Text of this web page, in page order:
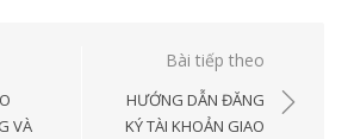
VÀ
Bài tiếp theo
HƯỚNG DẪN ĐĂNG
KÝ TÀI KHOẢN GIAO